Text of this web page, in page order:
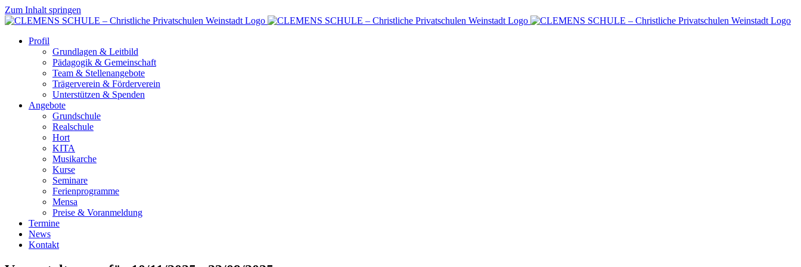
Zum Inhalt springen
Profil
Grundlagen & Leitbild
Pädagogik & Gemeinschaft
Team & Stellenangebote
Trägerverein & Förderverein
Unterstützen & Spenden
Angebote
Grundschule
Realschule
Hort
KITA
Musikarche
Kurse
Seminare
Ferienprogramme
Mensa
Preise & Voranmeldung
Termine
News
Kontakt